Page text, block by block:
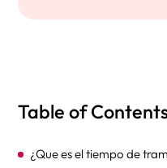
Table of
¿Que es el tiempo de